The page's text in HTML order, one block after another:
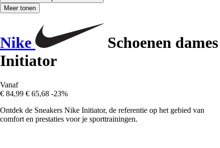
Meer tonen
Nike
Schoenen dames
Initiator
Vanaf
€ 84,99 € 65,68 -23%
Ontdek de Sneakers Nike Initiator, de referentie op het gebied van
comfort en prestaties voor je sporttrainingen.